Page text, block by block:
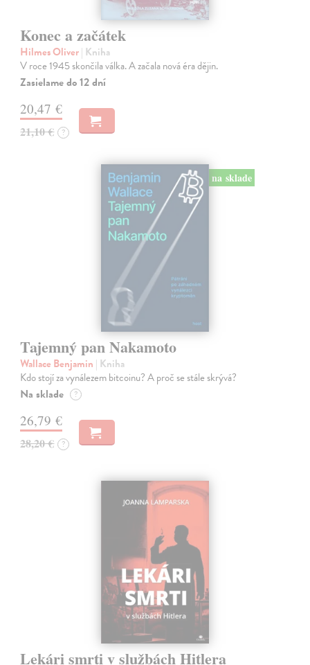
Konec a začátek
Hilmes Oliver| Kniha
V roce 1945 skončila válka. A začala nová éra dějin.
Zasielame do 12 dní
20,47 €
21,10 € ?
na sklade
Tajemný pan Nakamoto
Wallace Benjamin | Kniha
Kdo stojí za vynálezem bitcoinu? A proč se stále skrývá?
Na sklade ?
26,79 €
28,20 € ?
Lekári smrti v službách Hitlera